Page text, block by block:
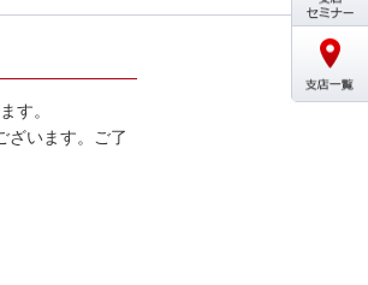
す。
ざいます。ご了